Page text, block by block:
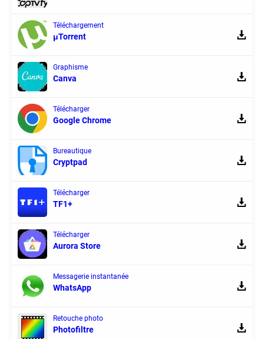
Téléchargement
μTorrent
Graphisme
Canva
Télécharger
Google Chrome
Bureautique
Cryptpad
Télécharger
TF1+
Télécharger
Aurora Store
Messagerie instantanée
WhatsApp
Retouche photo
Photofiltre